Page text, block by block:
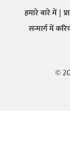
हमारे बारे में
सन्मार्ग में
©